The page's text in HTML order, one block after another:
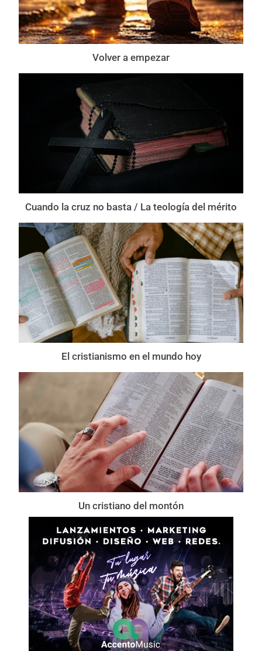
Volver a empezar
Cuando la cruz no basta / La teología del mérito
El cristianismo en el mundo hoy
Un cristiano del montón